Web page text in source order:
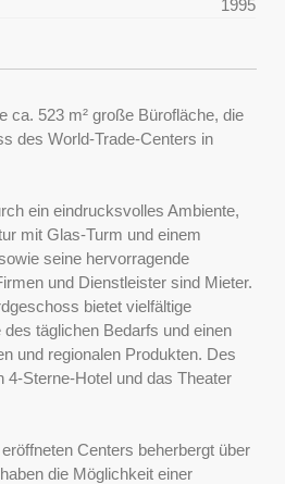
1995
ca. 523 m² große Bürofläche, die
des World-Trade-Centers in
ein eindrucksvolles Ambiente,
mit Glas-Turm und einem
seine hervorragende
und Dienstleister sind Mieter.
bietet vielfältige
täglichen Bedarfs und einen
und regionalen Produkten. Des
4-Sterne-Hotel und das Theater
Centers beherbergt über
die Möglichkeit einer